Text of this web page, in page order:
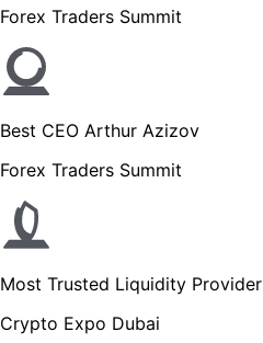
Forex Traders Summit
Best CEO Arthur Azizov
Forex Traders Summit
Most Trusted Liquidity Provider
Crypto Expo Dubai